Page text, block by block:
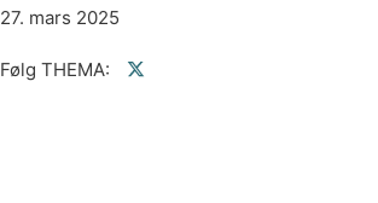
27. mars 2025
Følg THEMA:
Follow us on Facebook
Follow us on linkedin
Follow us on twitter